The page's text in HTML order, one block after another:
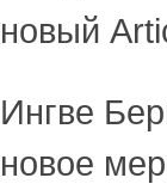
новый
Ингве
новое